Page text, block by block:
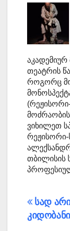
თეატრის
როგორც
ვიხილეთ
თბილისის
სად